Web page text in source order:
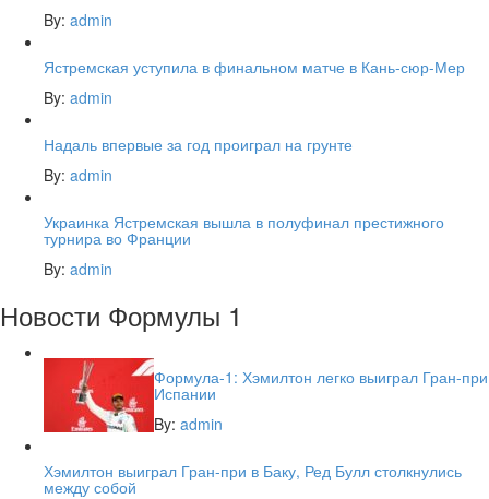
By: admin
Ястремская уступила в финальном матче в Кань-сюр-Мер
By: admin
Надаль впервые за год проиграл на грунте
By: admin
Украинка Ястремская вышла в полуфинал престижного
турнира во Франции
By: admin
Новости Формулы 1
Формула-1: Хэмилтон легко выиграл Гран-при
Испании
By: admin
Хэмилтон выиграл Гран-при в Баку, Ред Булл столкнулись
между собой